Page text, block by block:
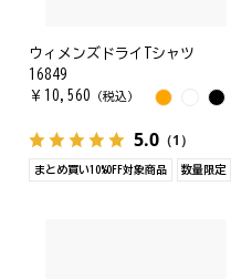
ウィメンズドライTシャツ
16849
￥ 10,560 （税込）
5.0 （1）
まとめ買い10%OFF対象商品 数量限定